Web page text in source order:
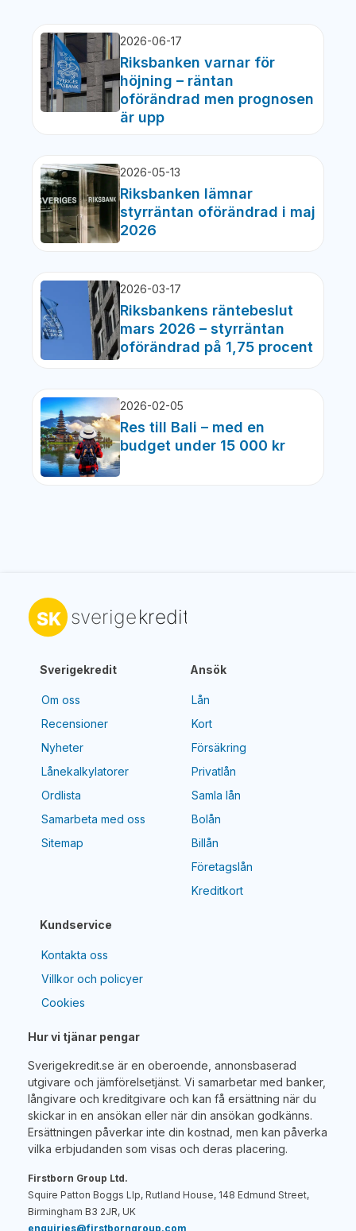
2026-06-17
Riksbanken varnar för
höjning – räntan
oförändrad men prognosen
är upp
2026-05-13
Riksbanken lämnar
styrräntan oförändrad i maj
2026
2026-03-17
Riksbankens räntebeslut
mars 2026 – styrräntan
oförändrad på 1,75 procent
2026-02-05
Res till Bali – med en
budget under 15 000 kr
Sverigekredit
Om oss
Recensioner
Nyheter
Lånekalkylatorer
Ordlista
Samarbeta med oss
Sitemap
Kundservice
Kontakta oss
Villkor och policyer
Cookies
Ansök
Lån
Kort
Försäkring
Privatlån
Samla lån
Bolån
Billån
Företagslån
Kreditkort
Hur vi tjänar pengar
Sverigekredit.se är en oberoende, annonsbaserad
utgivare och jämförelsetjänst. Vi samarbetar med banker,
långivare och kreditgivare och kan få ersättning när du
skickar in en ansökan eller när din ansökan godkänns.
Ersättningen påverkar inte din kostnad, men kan påverka
vilka erbjudanden som visas och deras placering.
Firstborn Group Ltd.
Squire Patton Boggs Llp, Rutland House, 148 Edmund Street,
Birmingham B3 2JR, UK
enquiries@firstborngroup.com